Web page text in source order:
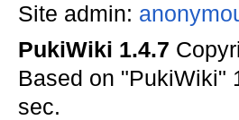
Site admin:
PukiWiki 1.4.7
Based on "PukiWiki"
sec.